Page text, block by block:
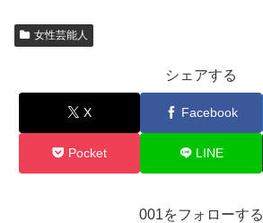
女性芸能人
シェアする
X Facebook
Pocket LINE
001をフォローする